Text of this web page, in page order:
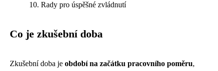
Rady pro úspěšné zvládnutí
Co je zkušební doba
Zkušební doba je období na začátku pracovního poměru,